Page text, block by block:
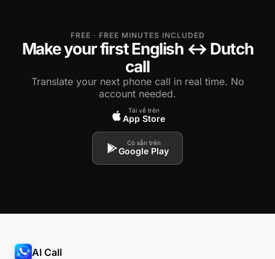
FREE · FREE MINUTES INCLUDED
Make your first English ↔ Dutch
call
Translate your next phone call in real time. No
account needed.
Tải về trên
App Store
Có sẵn trên
Google Play
AI Call